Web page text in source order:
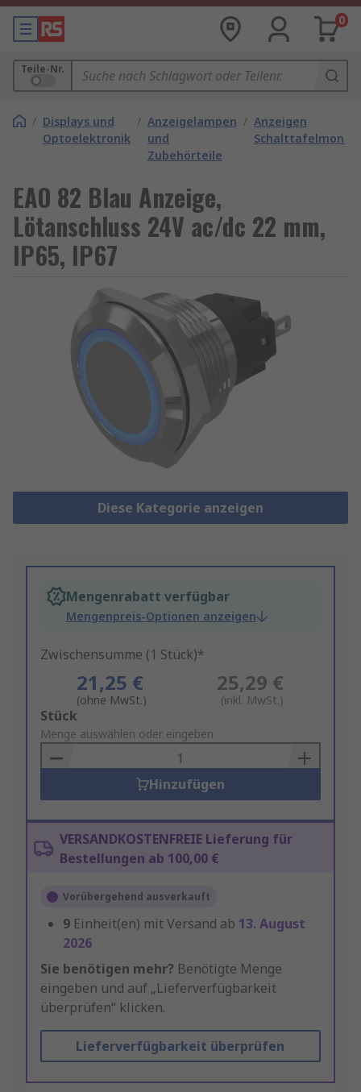
0
Teile-Nr.
/ Displays und
Optoelektronik
/ Anzeigelampen
und
Zubehörteile
/ Anzeigen
EAO 82 Blau Anzeige,
Lötanschluss 24V ac/dc 22 mm,
IP65, IP67
Diese Kategorie anzeigen
Mengenrabatt verfügbar
Mengenpreis-Optionen anzeigen
Zwischensumme (1 Stück)*
21,25 €
(ohne MwSt.)
25,29 €
(inkl. MwSt.)
Add
to
Basket
Stück
Menge auswählen oder eingeben
Hinzufügen
VERSANDKOSTENFREIE Lieferung für
Bestellungen ab 100,00 €
Vorübergehend ausverkauft
9 Einheit(en) mit Versand ab 13. August
2026
Sie benötigen mehr? Benötigte Menge
eingeben und auf „Lieferverfügbarkeit
überprüfen“ klicken.
Lieferverfügbarkeit überprüfen